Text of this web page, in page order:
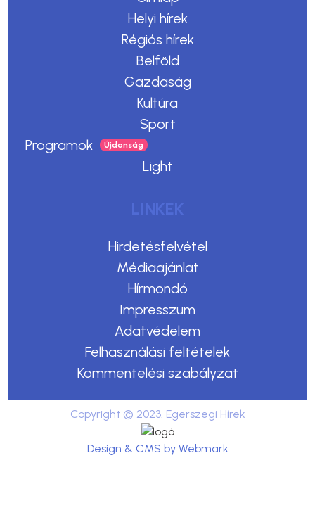
Helyi hírek
Régiós hírek
Belföld
Gazdaság
Kultúra
Sport
Programok
Light
LINKEK
Hirdetésfelvétel
Médiaajánlat
Hírmondó
Impresszum
Adatvédelem
Felhasználási feltételek
Kommentelési szabályzat
Copyright © 2023. Egerszegi Hírek
Design & CMS by Webmark